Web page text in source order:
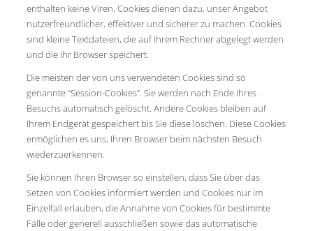
enthalten keine Viren. Cookies dienen dazu, unser Angebot
nutzerfreundlicher, effektiver und sicherer zu machen. Cookies
sind kleine Textdateien, die auf Ihrem Rechner abgelegt werden
und die Ihr Browser speichert.
Die meisten der von uns verwendeten Cookies sind so
genannte “Session-Cookies”. Sie werden nach Ende Ihres
Besuchs automatisch gelöscht. Andere Cookies bleiben auf
Ihrem Endgerät gespeichert bis Sie diese löschen. Diese Cookies
ermöglichen es uns, Ihren Browser beim nächsten Besuch
wiederzuerkennen.
Sie können Ihren Browser so einstellen, dass Sie über das
Setzen von Cookies informiert werden und Cookies nur im
Einzelfall erlauben, die Annahme von Cookies für bestimmte
Fälle oder generell ausschließen sowie das automatische